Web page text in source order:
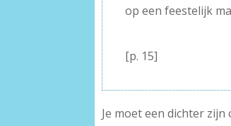
op een feestelijk
[p. 15]
Je moet een dichter